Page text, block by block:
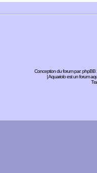
Conception du forum par:phpBB
| Aquariolo est un forum